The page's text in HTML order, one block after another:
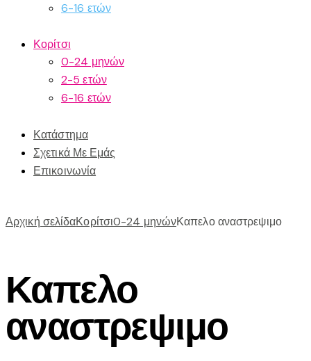
6-16 ετών
Κορίτσι
0-24 μηνών
2-5 ετών
6-16 ετών
Κατάστημα
Σχετικά Με Εμάς
Επικοινωνία
Αρχική σελίδαΚορίτσι0-24 μηνώνΚαπελο αναστρεψιμο
Καπελο
αναστρεψιμο